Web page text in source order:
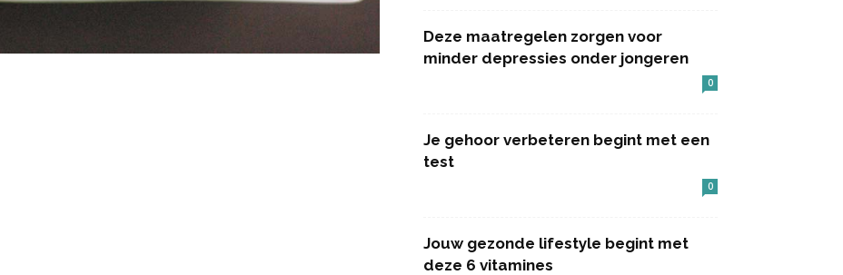
Deze maatregelen zorgen voor
minder depressies onder jongeren
0
Je gehoor verbeteren begint met een
test
0
Jouw gezonde lifestyle begint met
deze 6 vitamines